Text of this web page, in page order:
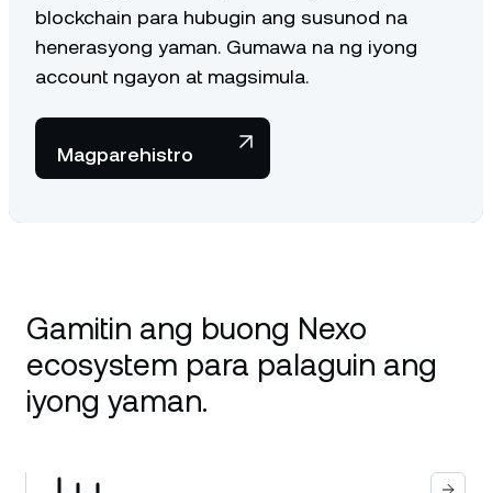
blockchain para hubugin ang susunod na
henerasyong yaman. Gumawa na ng iyong
account ngayon at magsimula.
Magparehistro
Gamitin ang buong Nexo
ecosystem para palaguin ang
iyong yaman.